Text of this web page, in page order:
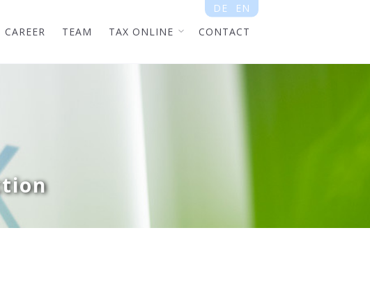
DE
EN
CAREER TEAM TAX ONLINE CONTACT